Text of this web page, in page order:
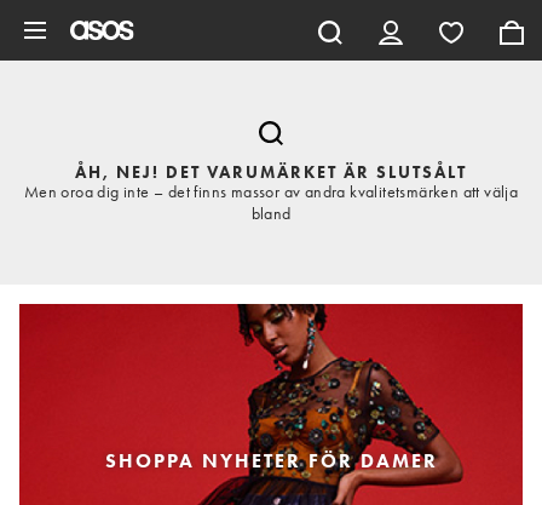
ÅH, NEJ! DET VARUMÄRKET ÄR SLUTSÅLT
Men oroa dig inte – det finns massor av andra kvalitetsmärken att välja
bland
SHOPPA NYHETER FÖR DAMER